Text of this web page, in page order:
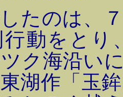
たのは、
動をとり
ク海沿い
湖作「玉